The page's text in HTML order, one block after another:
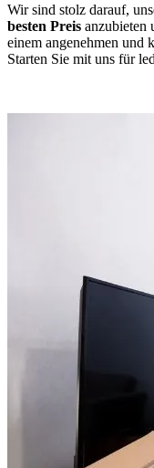
Wir sind stolz darauf,
besten Preis anzubieten
einem angenehmen und
Starten Sie mit uns für